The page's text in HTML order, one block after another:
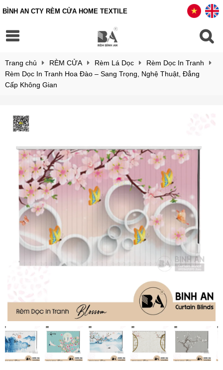
BÌNH AN CTY RÈM CỬA HOME TEXTILE
Trang chủ RÈM CỬA Rèm Lá Dọc
Rèm Dọc In Tranh
Rèm Dọc In Tranh Hoa Đào – Sang Trọng, Nghệ Thuật, Đẳng
Cấp Không Gian